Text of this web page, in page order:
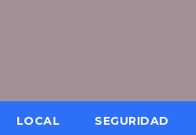
LOCAL SEGURIDAD